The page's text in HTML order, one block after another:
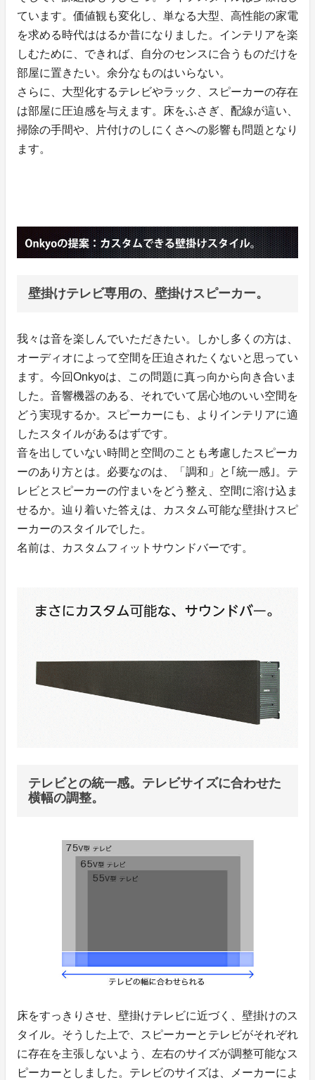
ています。価値観も変化し、単なる大型、高性能の家電
を求める時代ははるか昔になりました。インテリアを楽
しむために、できれば、自分のセンスに合うものだけを
部屋に置きたい。余分なものはいらない。
さらに、大型化するテレビやラック、スピーカーの存在
は部屋に圧迫感を与えます。床をふさぎ、配線が這い、
掃除の手間や、片付けのしにくさへの影響も問題となり
ます。
壁掛けテレビ専用の、壁掛けスピーカー。
我々は音を楽しんでいただきたい。しかし多くの方は、
オーディオによって空間を圧迫されたくないと思ってい
ます。今回Onkyoは、この問題に真っ向から向き合いま
した。音響機器のある、それでいて居心地のいい空間を
どう実現するか。スピーカーにも、よりインテリアに適
したスタイルがあるはずです。
音を出していない時間と空間のことも考慮したスピーカ
ーのあり方とは。必要なのは、「調和」と｢統一感｣。テ
レビとスピーカーの佇まいをどう整え、空間に溶け込ま
せるか。辿り着いた答えは、カスタム可能な壁掛けスピ
ーカーのスタイルでした。
名前は、カスタムフィットサウンドバーです。
テレビとの統一感。テレビサイズに合わせた
横幅の調整。
床をすっきりさせ、壁掛けテレビに近づく、壁掛けのス
タイル。そうした上で、スピーカーとテレビがそれぞれ
に存在を主張しないよう、左右のサイズが調整可能なス
ピーカーとしました。テレビのサイズは、メーカーによ